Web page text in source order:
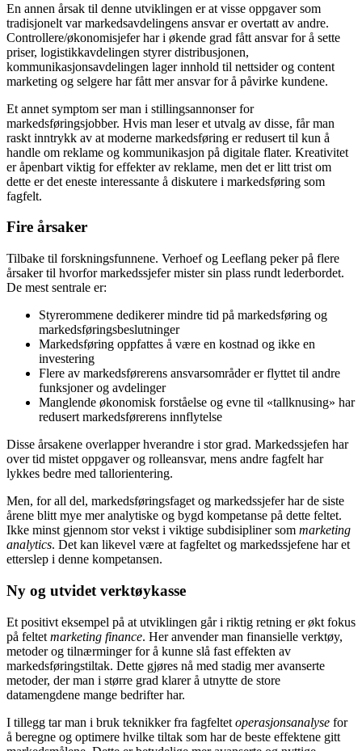
En annen årsak til denne utviklingen er at visse oppgaver som
tradisjonelt var markedsavdelingens ansvar er overtatt av andre.
Controllere/økonomisjefer har i økende grad fått ansvar for å sette
priser, logistikkavdelingen styrer distribusjonen,
kommunikasjonsavdelingen lager innhold til nettsider og content
marketing og selgere har fått mer ansvar for å påvirke kundene.
Et annet symptom ser man i stillingsannonser for
markedsføringsjobber. Hvis man leser et utvalg av disse, får man
raskt inntrykk av at moderne markedsføring er redusert til kun å
handle om reklame og kommunikasjon på digitale flater. Kreativitet
er åpenbart viktig for effekter av reklame, men det er litt trist om
dette er det eneste interessante å diskutere i markedsføring som
fagfelt.
Fire årsaker
Tilbake til forskningsfunnene. Verhoef og Leeflang peker på flere
årsaker til hvorfor markedssjefer mister sin plass rundt lederbordet.
De mest sentrale er:
Styrerommene dedikerer mindre tid på markedsføring og
markedsføringsbeslutninger
Markedsføring oppfattes å være en kostnad og ikke en
investering
Flere av markedsførerens ansvarsområder er flyttet til andre
funksjoner og avdelinger
Manglende økonomisk forståelse og evne til «tallknusing» har
redusert markedsførerens innflytelse
Disse årsakene overlapper hverandre i stor grad. Markedssjefen har
over tid mistet oppgaver og rolleansvar, mens andre fagfelt har
lykkes bedre med tallorientering.
Men, for all del, markedsføringsfaget og markedssjefer har de siste
årene blitt mye mer analytiske og bygd kompetanse på dette feltet.
Ikke minst gjennom stor vekst i viktige subdisipliner som marketing
analytics. Det kan likevel være at fagfeltet og markedssjefene har et
etterslep i denne kompetansen.
Ny og utvidet verktøykasse
Et positivt eksempel på at utviklingen går i riktig retning er økt fokus
på feltet marketing finance. Her anvender man finansielle verktøy,
metoder og tilnærminger for å kunne slå fast effekten av
markedsføringstiltak. Dette gjøres nå med stadig mer avanserte
metoder, der man i større grad klarer å utnytte de store
datamengdene mange bedrifter har.
I tillegg tar man i bruk teknikker fra fagfeltet operasjonsanalyse for
å beregne og optimere hvilke tiltak som har de beste effektene gitt